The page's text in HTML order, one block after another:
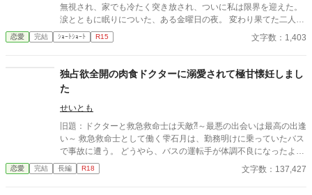
無視され、家でも冷たく突き放され、ついに私は限界を迎えた。
涙とともに眠りについた、ある金曜日の夜。 変わり果てた二人の
関係は、予想もしない結末を迎える。
恋愛 完結 ｼｮｰﾄｼｮｰﾄ R15 文字数：1,403
独占欲全開の肉食ドクターに溺愛されて極甘懐妊しまし
た
せいとも
旧題：ドクターと救急救命士は天敵⁈～最悪の出会いは最高の出逢
い～ 救急救命士として働く雫石月は、勤務明けに乗っていたバス
で事故に遭う。 どうやら、バスの運転手が体調不良になったよう
だ。 乗客にAEDを探してきてもらうように頼み、救助活動をして
いるとボサボサ頭のマスク姿の男がAEDを持ってバスに乗り込ん
恋愛 完結 長編 R18 文字数：137,427